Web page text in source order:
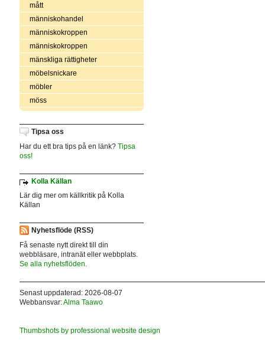
mått
människohandel
människokroppen
människokroppen
mänskliga rättigheter
möbelsnickare
möbler
möss
Tipsa oss
Har du ett bra tips på en länk? Tipsa
oss!
Kolla Källan
Lär dig mer om källkritik på Kolla
Källan
Nyhetsflöde (RSS)
Få senaste nytt direkt till din
webbläsare, intranät eller webbplats.
Se alla nyhetsflöden.
Senast uppdaterad: 2026-08-07
Webbansvar:Alma Taawo
Thumbshots by professional website design